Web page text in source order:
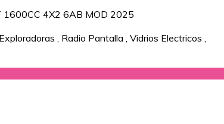
1600CC 4X2 6AB MOD 2025
Exploradoras Radio Pantalla Vidrios Electricos